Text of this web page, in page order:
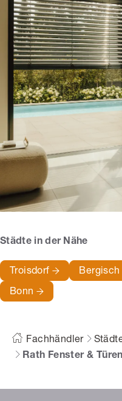
Städte in der Nähe
Troisdorf Bergisch
Bonn
Fachhändler
Rath Fenster &